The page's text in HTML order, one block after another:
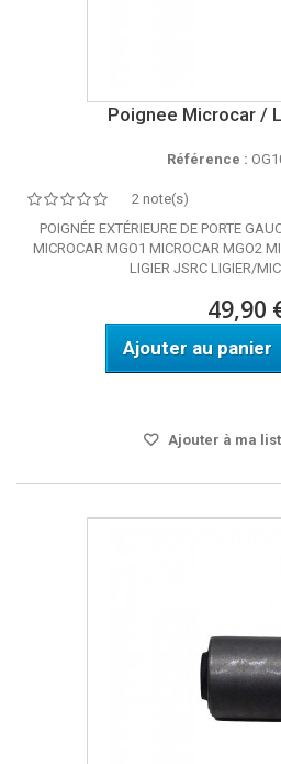
Poignee Microcar /
Référence :
2 note(s)
POIGNÉE EXTÉRIEURE DE PORTE
MICROCAR MGO1 MICROCAR MGO2
LIGIER JSRC LIGIER/
49,90
Ajouter au panier
Ajouter à ma